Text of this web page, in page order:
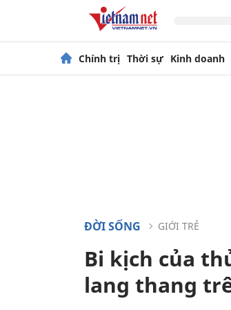
Chính trị Thời sự Kinh doanh
ĐỜI SỐNG GIỚI TRẺ
Bi kịch của
lang thang